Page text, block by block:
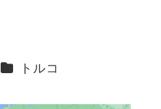
カテゴリー
トルコ